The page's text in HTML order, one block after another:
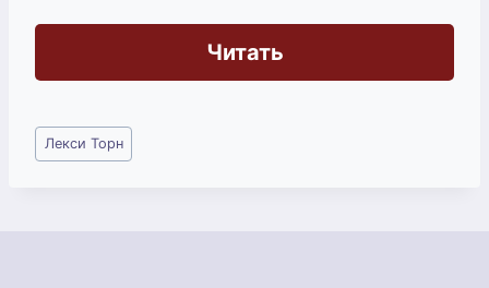
Читать
Метки
записи:
Лекси Торн